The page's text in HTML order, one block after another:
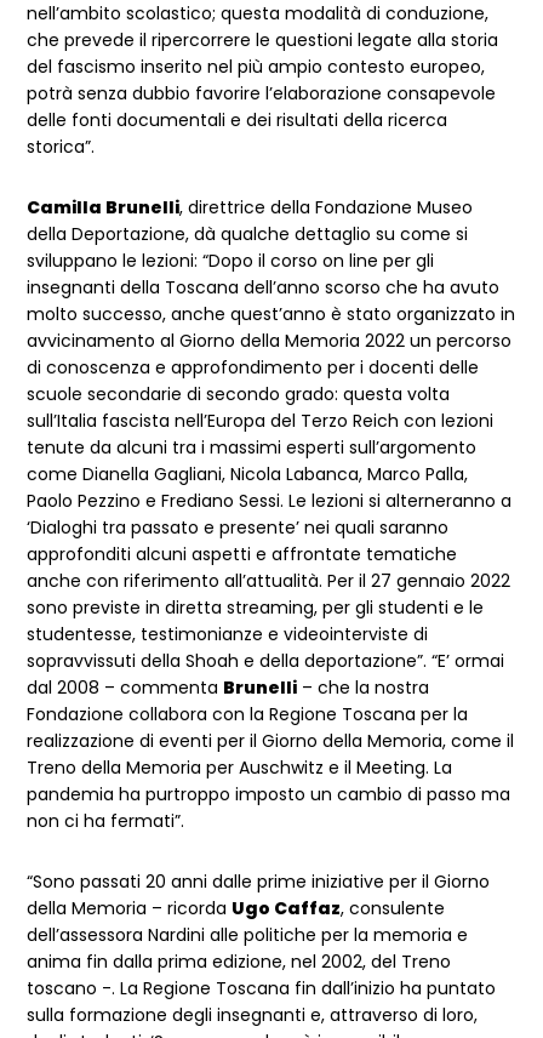
nell’ambito scolastico; questa modalità di conduzione,
che prevede il ripercorrere le questioni legate alla storia
del fascismo inserito nel più ampio contesto europeo,
potrà senza dubbio favorire l’elaborazione consapevole
delle fonti documentali e dei risultati della ricerca
storica”.
Camilla Brunelli, direttrice della Fondazione Museo
della Deportazione, dà qualche dettaglio su come si
sviluppano le lezioni: “Dopo il corso on line per gli
insegnanti della Toscana dell’anno scorso che ha avuto
molto successo, anche quest’anno è stato organizzato in
avvicinamento al Giorno della Memoria 2022 un percorso
di conoscenza e approfondimento per i docenti delle
scuole secondarie di secondo grado: questa volta
sull’Italia fascista nell’Europa del Terzo Reich con lezioni
tenute da alcuni tra i massimi esperti sull’argomento
come Dianella Gagliani, Nicola Labanca, Marco Palla,
Paolo Pezzino e Frediano Sessi. Le lezioni si alterneranno a
‘Dialoghi tra passato e presente’ nei quali saranno
approfonditi alcuni aspetti e affrontate tematiche
anche con riferimento all’attualità. Per il 27 gennaio 2022
sono previste in diretta streaming, per gli studenti e le
studentesse, testimonianze e videointerviste di
sopravvissuti della Shoah e della deportazione”. “E’ ormai
dal 2008 – commenta Brunelli – che la nostra
Fondazione collabora con la Regione Toscana per la
realizzazione di eventi per il Giorno della Memoria, come il
Treno della Memoria per Auschwitz e il Meeting. La
pandemia ha purtroppo imposto un cambio di passo ma
non ci ha fermati”.
“Sono passati 20 anni dalle prime iniziative per il Giorno
della Memoria – ricorda Ugo Caffaz, consulente
dell’assessora Nardini alle politiche per la memoria e
anima fin dalla prima edizione, nel 2002, del Treno
toscano -. La Regione Toscana fin dall’inizio ha puntato
sulla formazione degli insegnanti e, attraverso di loro,